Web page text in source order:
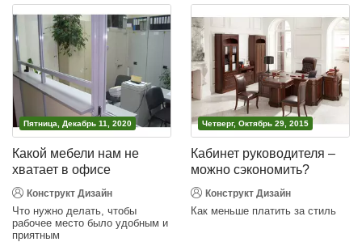
Пятница, Декабрь 11, 2020
Какой мебели нам не
хватает в офисе
Конструкт Дизайн
Что нужно делать, чтобы
рабочее место было удобным и
приятным
Четверг, Октябрь 29, 2015
Кабинет руководителя –
можно сэкономить?
Конструкт Дизайн
Как меньше платить за стиль